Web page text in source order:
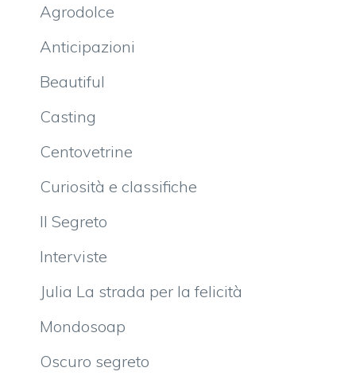
Agrodolce
Anticipazioni
Beautiful
Casting
Centovetrine
Curiosità e classifiche
Il Segreto
Interviste
Julia La strada per la felicità
Mondosoap
Oscuro segreto